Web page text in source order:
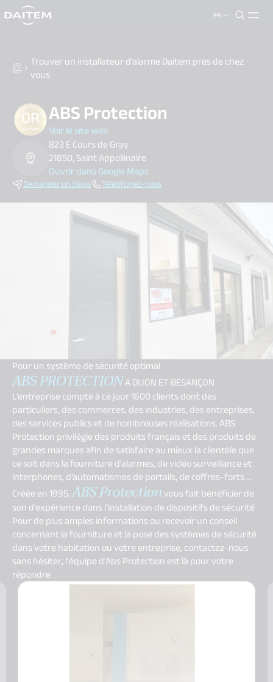
FR
search.label
Trouver un installateur d’alarme Daitem près de chez
vous
ABS Protection
Voir le site web
823 E Cours de Gray
21850, Saint Appollinaire
Ouvrir dans Google Maps
Demander un devis Téléphonez-nous
Pour un système de sécurité optimal
ABS PROTECTIONA DIJON ET BESANÇON
L’entreprise compte à ce jour 1600 clients dont des
particuliers, des commerces, des industries, des entreprises,
des services publics et de nombreuses réalisations. ABS
Protection privilégie des produits français et des produits de
grandes marques afin de satisfaire au mieux la clientèle que
ce soit dans la fourniture d’alarmes, de vidéo surveillance et
interphones, d’automatismes de portails, de coffres-forts …
Créée en 1995,ABS Protectionvous fait bénéficier de
son d’expérience dans l’installation de dispositifs de sécurité
Pour de plus amples informations ou recevoir un conseil
concernant la fourniture et la pose des systèmes de sécurité
dans votre habitation ou votre entreprise, contactez-nous
sans hésiter, l'équipe d'Abs Protection est là pour votre
répondre